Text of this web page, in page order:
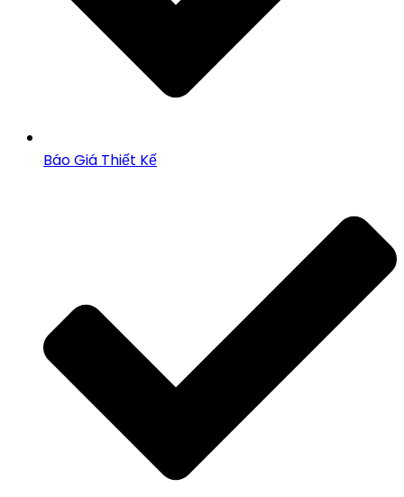
Báo Giá Thiết Kế